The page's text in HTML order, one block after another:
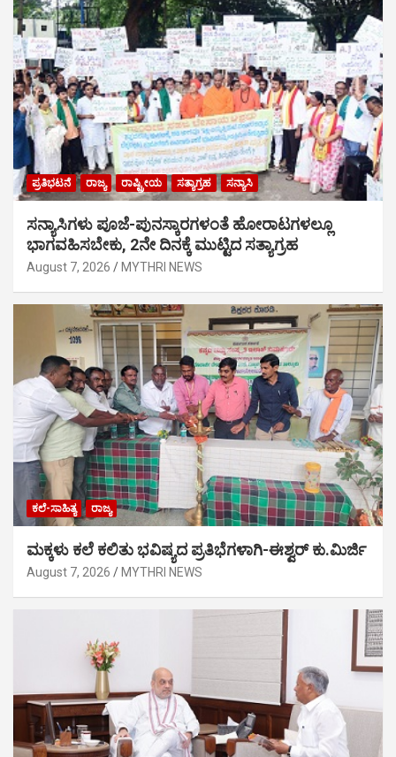
ಪ್ರತಿಭಟನೆ ರಾಜ್ಯ ರಾಷ್ಟ್ರೀಯ ಸತ್ಯಾಗ್ರಹ ಸನ್ಯಾಸಿ
ಸನ್ಯಾಸಿಗಳು ಪೂಜೆ-ಪುನಸ್ಕಾರಗಳಂತೆ ಹೋರಾಟಗಳಲ್ಲೂ
ಭಾಗವಹಿಸಬೇಕು, 2ನೇ ದಿನಕ್ಕೆ ಮುಟ್ಟಿದ ಸತ್ಯಾಗ್ರಹ
August 7, 2026 MYTHRI NEWS
ಕಲೆ-ಸಾಹಿತ್ಯ ರಾಜ್ಯ
ಮಕ್ಕಳು ಕಲೆ ಕಲಿತು ಭವಿಷ್ಯದ ಪ್ರತಿಭೆಗಳಾಗಿ-ಈಶ್ವರ್ ಕು.ಮಿರ್ಜಿ
August 7, 2026 MYTHRI NEWS